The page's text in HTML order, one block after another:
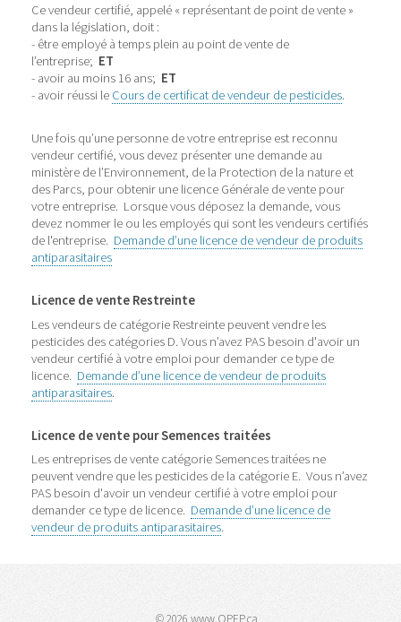
Ce vendeur certifié, appelé « représentant de point de vente »
dans la législation, doit :
- être employé à temps plein au point de vente de
l’entreprise; ET
- avoir au moins 16 ans; ET
- avoir réussi le Cours de certificat de vendeur de pesticides.
Une fois qu’une personne de votre entreprise est reconnu
vendeur certifié, vous devez présenter une demande au
ministère de l’Environnement, de la Protection de la nature et
des Parcs, pour obtenir une licence Générale de vente pour
votre entreprise. Lorsque vous déposez la demande, vous
devez nommer le ou les employés qui sont les vendeurs certifiés
de l'entreprise. Demande d’une licence de vendeur de produits
antiparasitaires
Licence de vente Restreinte
Les vendeurs de catégorie Restreinte peuvent vendre les
pesticides des catégories D. Vous n’avez PAS besoin d'avoir un
vendeur certifié à votre emploi pour demander ce type de
licence. Demande d’une licence de vendeur de produits
antiparasitaires.
Licence de vente pour Semences traitées
Les entreprises de vente catégorie Semences traitées ne
peuvent vendre que les pesticides de la catégorie E. Vous n’avez
PAS besoin d'avoir un vendeur certifié à votre emploi pour
demander ce type de licence. Demande d’une licence de
vendeur de produits antiparasitaires.
© 2026 www.OPEP.ca